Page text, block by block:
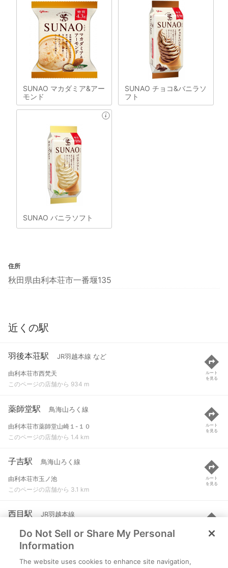
SUNAO マカダミア&アー
モンド
SUNAO チョコ&バニラソ
フト
SUNAO バニラソフト
住所
秋田県由利本荘市一番堰135
近くの駅
羽後本荘駅 JR羽越本線 など
由利本荘市西梵天
このページの店舗から 934 m
ルート
を見る
薬師堂駅 鳥海山ろく線
由利本荘市薬師堂山崎１-１０
このページの店舗から 1.4 km
ルート
を見る
子吉駅 鳥海山ろく線
由利本荘市玉ノ池
このページの店舗から 3.1 km
ルート
を見る
西目駅 JR羽越本線
由利本荘市西目町沼田
このページの店舗から 4.8 km
ルート
を見る
Do Not Sell or Share My Personal
Information
The website uses cookies to enhance site navigation,